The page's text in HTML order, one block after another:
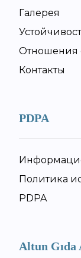
Галерея
Отношения
Контакты
PDPA
Политика
PDPA
Altun Gıda